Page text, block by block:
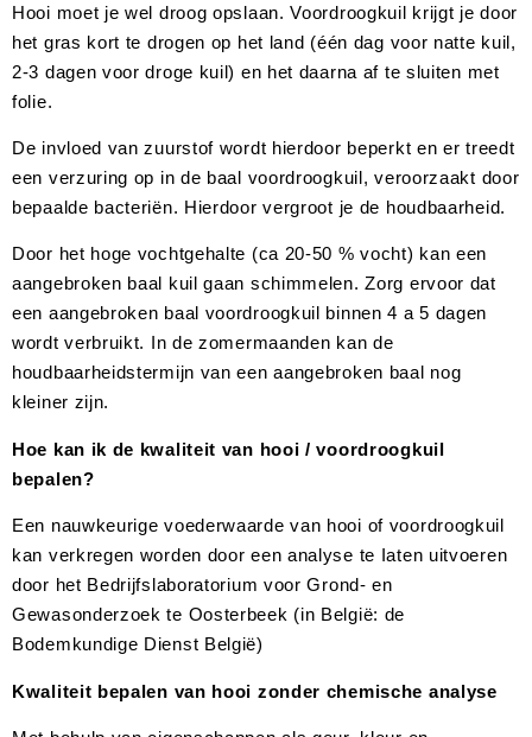
Hooi moet je wel droog opslaan. Voordroogkuil krijgt je door
het gras kort te drogen op het land (één dag voor natte kuil,
2-3 dagen voor droge kuil) en het daarna af te sluiten met
folie.
De invloed van zuurstof wordt hierdoor beperkt en er treedt
een verzuring op in de baal voordroogkuil, veroorzaakt door
bepaalde bacteriën. Hierdoor vergroot je de houdbaarheid.
Door het hoge vochtgehalte (ca 20-50 % vocht) kan een
aangebroken baal kuil gaan schimmelen. Zorg ervoor dat
een aangebroken baal voordroogkuil binnen 4 a 5 dagen
wordt verbruikt. In de zomermaanden kan de
houdbaarheidstermijn van een aangebroken baal nog
kleiner zijn.
Hoe kan ik de kwaliteit van hooi / voordroogkuil
bepalen?
Een nauwkeurige voederwaarde van hooi of voordroogkuil
kan verkregen worden door een analyse te Iaten uitvoeren
door het Bedrijfslaboratorium voor Grond- en
Gewasonderzoek te Oosterbeek (in België: de
Bodemkundige Dienst België)
Kwaliteit bepalen van hooi zonder chemische analyse